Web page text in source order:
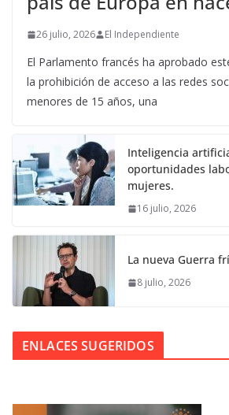
26 julio, 2026 El Independiente
El Parlamento francés ha aprobado
la prohibición de acceso a las redes
menores de 15 años, una
Inteligencia
oportunidades
mujeres.
16 julio, 2026
La nueva Guerra
8 julio, 2026
ENLACES SUGERIDOS